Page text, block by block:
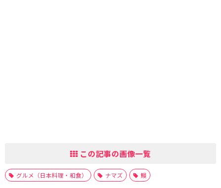
この記事の画像一覧
グルメ（日本料理・和食） ナマズ 鰻